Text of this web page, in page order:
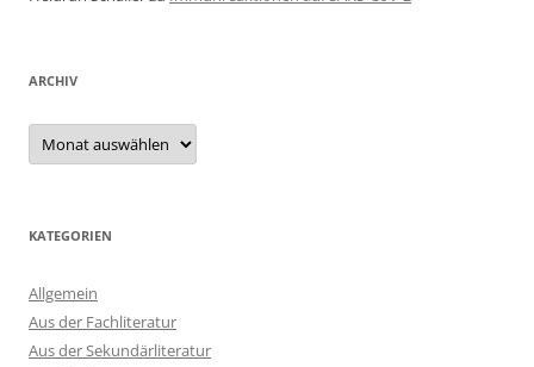
ARCHIV
Archiv
KATEGORIEN
Allgemein
Aus der Fachliteratur
Aus der Sekundärliteratur